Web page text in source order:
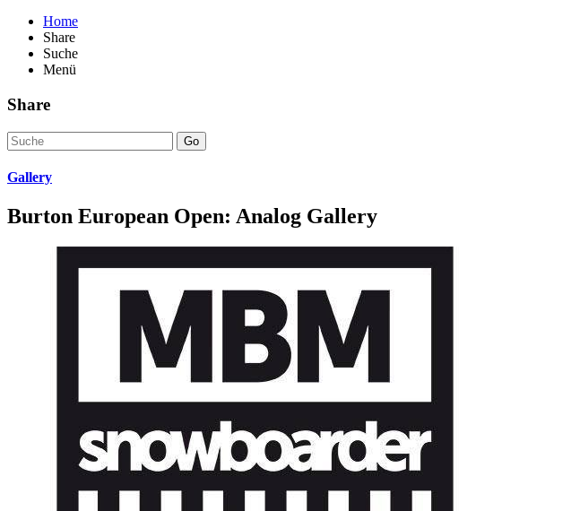
Home
Share
Suche
Menü
Share
Go
Gallery
Burton European Open: Analog Gallery